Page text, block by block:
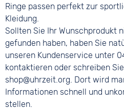
Ringe passen perfekt zur
Kleidung.
Sollten Sie Ihr Wunschprodukt
gefunden haben, haben Sie
unseren Kundenservice unter
kontaktieren oder schreiben
shop@uhrzeit.org. Dort wird
Informationen schnell und
stellen.